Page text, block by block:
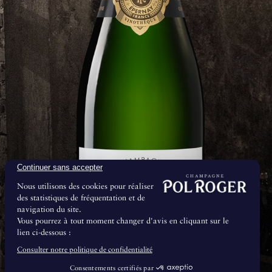
Continuer sans accepter
Nous utilisons des cookies pour réaliser
des statistiques de fréquentation et de
navigation du site.
Vous pourrez à tout moment changer d'avis en cliquant sur le
lien ci-dessous :
Consulter notre politique de confidentialité
Consentements certifiés par